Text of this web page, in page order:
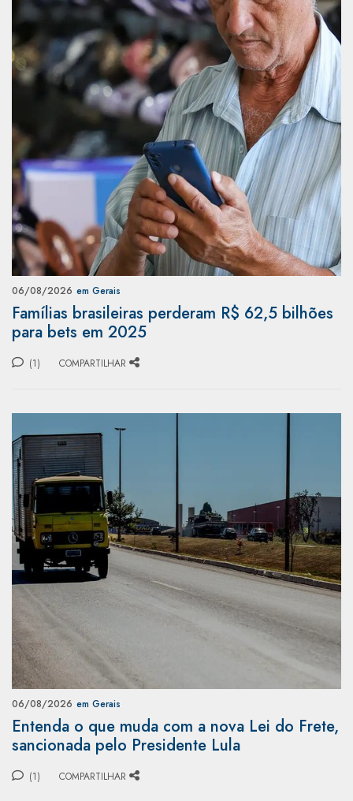
06/08/2026 em Gerais
Famílias brasileiras perderam R$ 62,5 bilhões
para bets em 2025
(1) COMPARTILHAR
06/08/2026 em Gerais
Entenda o que muda com a nova Lei do Frete,
sancionada pelo Presidente Lula
(1) COMPARTILHAR